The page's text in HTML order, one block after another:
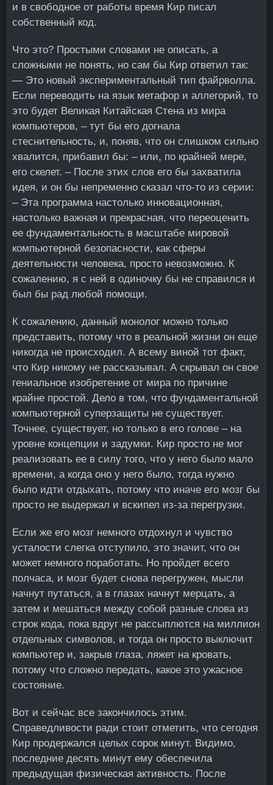
и в свободное от работы время Кир писал
собственный код.
Что это? Простыми словами не описать, а
сложными не понять, но сам бы Кир ответил так:
— Это новый экспериментальный тип файрволла.
Если переводить на язык метафор и аллегорий, то
это будет Великая Китайская Стена из мира
компьютеров, – тут бы его догнала
стеснительность, и, поняв, что он слишком сильно
хвалится, прибавил бы: – или, по крайней мере,
его скелет. – После этих слов его бы захватила
идея, и он бы непременно сказал что-то из серии:
– Эта программа настолько инновационная,
настолько важная и прекрасная, что переоценить
ее фундаментальность в масштабе мировой
компьютерной безопасности, как сферы
деятельности человека, просто невозможно. К
сожалению, я с ней в одиночку бы не справился и
был бы рад любой помощи.
К сожалению, данный монолог можно только
представить, потому что в реальной жизни он еще
никогда не происходил. А всему виной тот факт,
что Кир никому не рассказывал. А скрывал он свое
гениальное изобретение от мира по причине
крайне простой. Дело в том, что фундаментальной
компьютерной суперзащиты не существует.
Точнее, существует, но только в его голове – на
уровне концепции и задумки. Кир просто не мог
реализовать ее в силу того, что у него было мало
времени, а когда оно у него было, тогда нужно
было идти отдыхать, потому что иначе его мозг бы
просто не выдержал и вскипел из-за перегрузки.
Если же его мозг немного отдохнул и чувство
усталости слегка отступило, это значит, что он
может немного поработать. Но пройдет всего
полчаса, и мозг будет снова перегружен, мысли
начнут путаться, а в глазах начнут мерцать, а
затем и мешаться между собой разные слова из
строк кода, пока вдруг не рассыплются на миллион
отдельных символов, и тогда он просто выключит
компьютер и, закрыв глаза, ляжет на кровать,
потому что сложно передать, какое это ужасное
состояние.
Вот и сейчас все закончилось этим.
Справедливости ради стоит отметить, что сегодня
Кир продержался целых сорок минут. Видимо,
последние десять минут ему обеспечила
предыдущая физическая активность. После